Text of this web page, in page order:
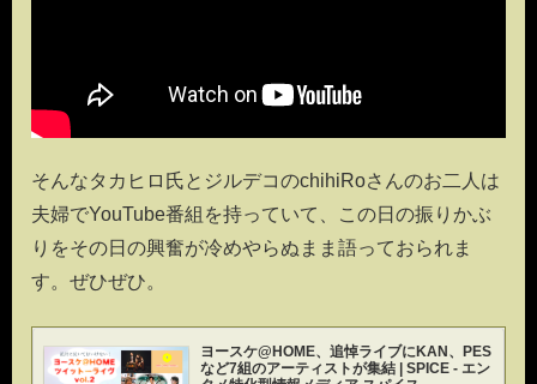
そんなタカヒロ氏とジルデコのchihiRoさんのお二人は
夫婦でYouTube番組を持っていて、この日の振りかぶ
りをその日の興奮が冷めやらぬまま語っておられま
す。ぜひぜひ。
ヨースケ@HOME、追悼ライブにKAN、PES
など7組のアーティストが集結 | SPICE - エン